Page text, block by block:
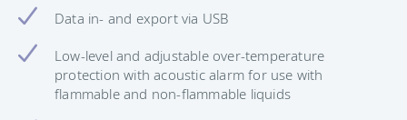
Data in- and export via USB
Low-level and adjustable over-temperature
protection with acoustic alarm for use with
flammable and non-flammable liquids